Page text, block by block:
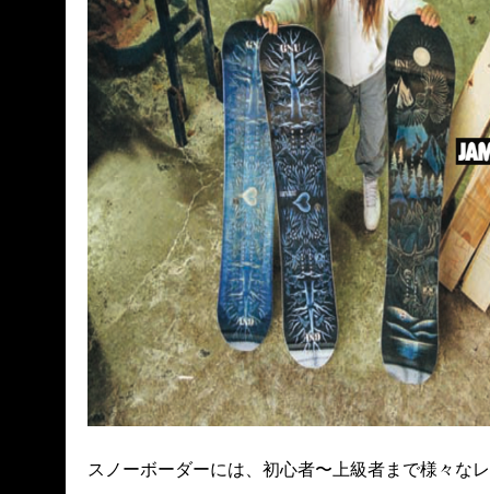
スノーボーダーには、初心者〜上級者まで様々な